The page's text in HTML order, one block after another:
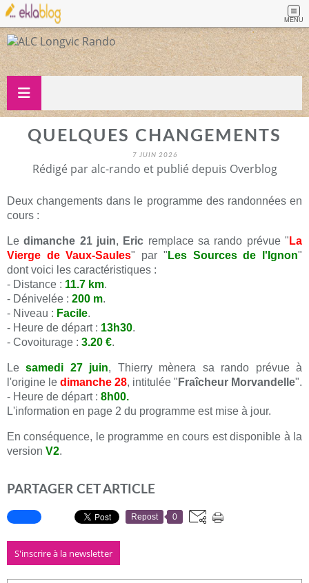
MENU
QUELQUES CHANGEMENTS
7 JUIN 2026
Rédigé par alc-rando et publié depuis Overblog
Deux changements dans le programme des randonnées en
cours :
Ledimanche 21 juin, Eric remplace sa rando prévue " La
Vierge de Vaux-Saules" par " Les Sources de l'Ignon"
dont voici les caractéristiques :
- Distance : 11.7 km.
- Dénivelée : 200 m.
- Niveau : Facile.
- Heure de départ : 13h30.
- Covoiturage : 3.20 €.
Lesamedi 27 juin, Thierry mènera sa rando prévue à
l'origine le dimanche 28, intitulée " Fraîcheur Morvandelle".
- Heure de départ : 8h00.
L'information en page 2 du programme est mise à jour.
En conséquence, le programme en cours est disponible à la
version V2.
PARTAGER CET ARTICLE
Repost 0
S'inscrire à la newsletter